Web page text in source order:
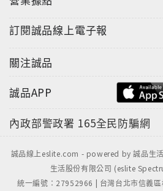
訂閱誠品線上電子報
關注誠品
誠品APP
內政部警政署 165全民防騙網
誠品線上eslite.com - powered by 誠品生
生活股份有限公司 (eslite
統一編號：27952966 | 台灣台北市信義